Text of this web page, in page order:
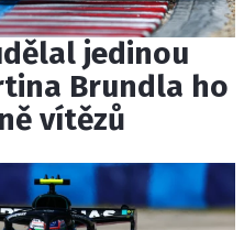
jedinou
Brundla ho
vítězů